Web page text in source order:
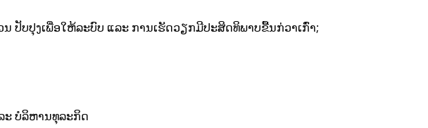
ປັບປຸງເພື່ອໃຫ້ລະບົບ ແລະ ການເຮັດວຽກມີປະສິດທິພາບຂື້ນກ່ວາເກົ່າ;
ະ ບໍລິຫານທຸລະກິດ